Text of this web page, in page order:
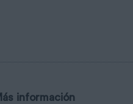
información